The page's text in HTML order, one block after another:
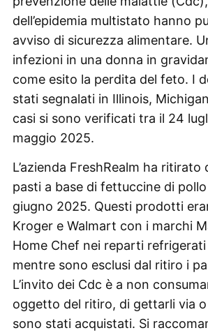
dell’epidemia multistato hanno
avviso di sicurezza alimentare.
infezioni in una donna in
come esito la perdita del feto. I
stati segnalati in Illinois,
casi si sono verificati tra il 24
maggio 2025.
L’azienda FreshRealm ha
pasti a base di fettuccine di
giugno 2025. Questi prodotti
Kroger e Walmart con i marchi
Home Chef nei reparti
mentre sono esclusi dal ritiro i
L’invito dei Cdc è a non
oggetto del ritiro, di gettarli via
sono stati acquistati. Si